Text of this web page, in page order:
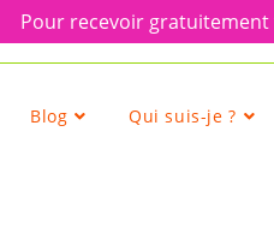
Pour recevoir gratuitement
Blog Qui suis-je ?